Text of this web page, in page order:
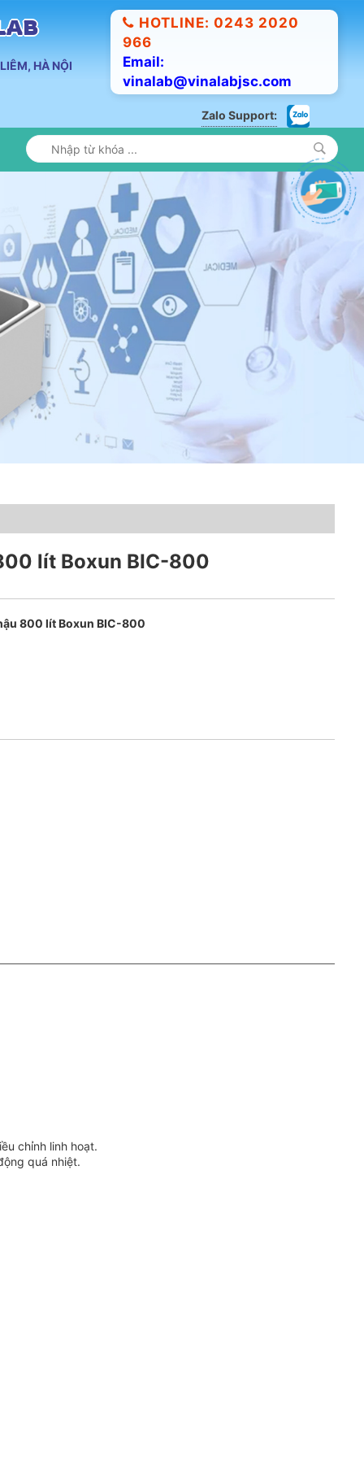
HÀ NỘI
HOTLINE: 0243 2020
966
Email:
vinalab@vinalabjsc.com
Zalo Support:
lít Boxun BIC-800
800 lít Boxun BIC-800
chỉnh linh hoạt.
quá nhiệt.